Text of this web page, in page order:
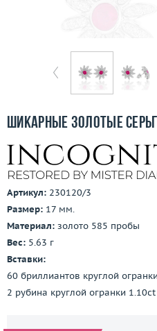
О компании
3D-тур по шоуруму
Шикарные золотые
Артикул: 230120/3
Размер: 17 мм.
Материал: золото 585 пробы
Вес: 5.63 г
Вставки:
60 бриллиантов круглой
2 рубина круглой огранки